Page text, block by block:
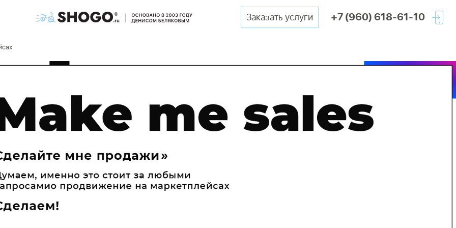
Для e-commerce
Поисковое продвижение (SEO)
Оптимизация под ИИ (GEO)
Продвижение на маркетплейсах
Контроль качества работы отдела продаж
Email-маркетинг
Заказать услуги +7 (960) 618-61-10